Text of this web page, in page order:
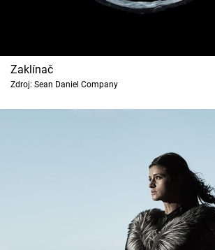
Zaklínač
Zdroj: Sean Daniel Company